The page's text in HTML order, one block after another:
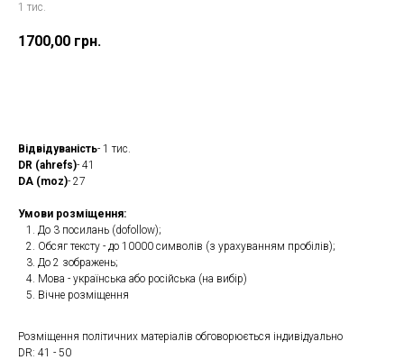
1 тис.
1700,00 грн.
Відвідуваність- 1 тис.
DR (ahrefs)- 41
DA (moz)- 27
Умови розміщення:
До 3 посилань (dofollow);
Обсяг тексту - до 10000 символів (з урахуванням пробілів);
До 2 зображень;
Мова - українська або російська (на вибір)
Вічне розміщення
Розміщення політичних матеріалів обговорюється індивідуально
DR: 41 - 50